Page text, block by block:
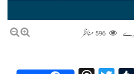
596 مناظر